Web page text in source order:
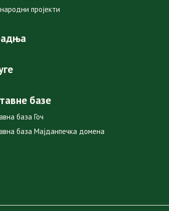
пројекти
базе
база Гоч
база Мајданпечка домена